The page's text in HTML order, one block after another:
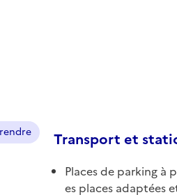
Transport et
Places de parking à
es places adaptées